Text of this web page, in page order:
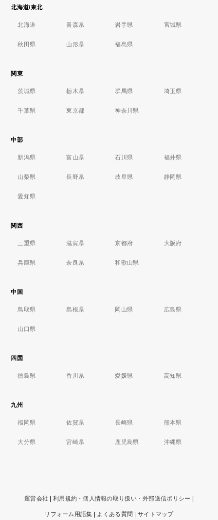
北海道/東北
北海道 青森県 岩手県 宮城県
秋田県 山形県 福島県
関東
茨城県 栃木県 群馬県 埼玉県
千葉県 東京都 神奈川県
中部
新潟県 富山県 石川県 福井県
山梨県 長野県 岐阜県 静岡県
愛知県
関西
三重県 滋賀県 京都府 大阪府
兵庫県 奈良県 和歌山県
中国
鳥取県 島根県 岡山県 広島県
山口県
四国
徳島県 香川県 愛媛県 高知県
九州
福岡県 佐賀県 長崎県 熊本県
大分県 宮崎県 鹿児島県 沖縄県
運営会社 | 利用規約・個人情報の取り扱い・外部送信ポリシー |
リフォーム用語集 | よくある質問 | サイトマップ